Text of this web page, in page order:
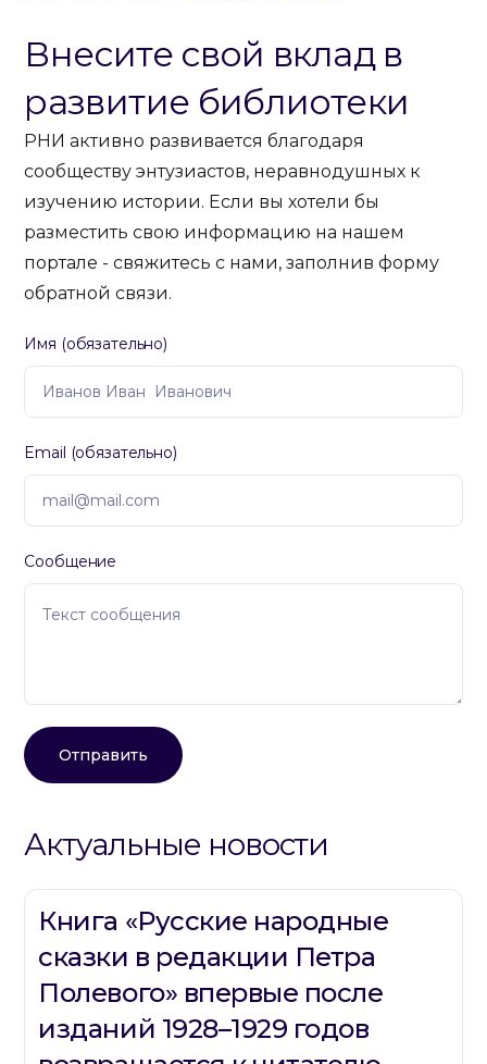
Внесите свой вклад в
развитие библиотеки
РНИ активно развивается благодаря
сообществу энтузиастов, неравнодушных к
изучению истории. Если вы хотели бы
разместить свою информацию на нашем
портале - свяжитесь с нами, заполнив форму
обратной связи.
Имя (обязательно)
Email (обязательно)
Сообщение
Актуальные новости
Книга «Русские народные
сказки в редакции Петра
Полевого» впервые после
изданий 1928–1929 годов